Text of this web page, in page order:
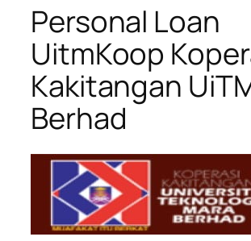
Personal Loan
UitmKoop
Kakitangan
Berhad